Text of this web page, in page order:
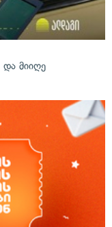
და მიიღე